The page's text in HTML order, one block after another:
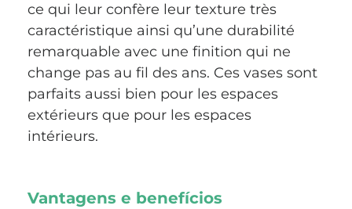
ce qui leur confère leur texture très
caractéristique ainsi qu’une durabilité
remarquable avec une finition qui ne
change pas au fil des ans. Ces vases sont
parfaits aussi bien pour les espaces
extérieurs que pour les espaces
intérieurs.
Vantagens e benefícios